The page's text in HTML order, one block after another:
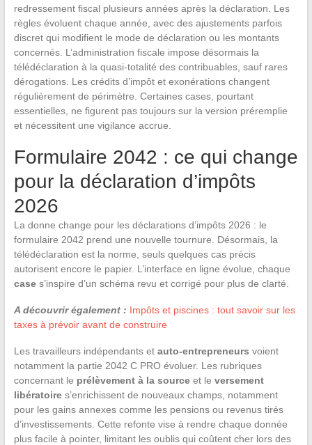
redressement fiscal plusieurs années après la déclaration. Les
règles évoluent chaque année, avec des ajustements parfois
discret qui modifient le mode de déclaration ou les montants
concernés. L’administration fiscale impose désormais la
télédéclaration à la quasi-totalité des contribuables, sauf rares
dérogations. Les crédits d’impôt et exonérations changent
régulièrement de périmètre. Certaines cases, pourtant
essentielles, ne figurent pas toujours sur la version préremplie
et nécessitent une vigilance accrue.
Formulaire 2042 : ce qui change
pour la déclaration d’impôts
2026
La donne change pour les déclarations d’impôts 2026 : le
formulaire 2042 prend une nouvelle tournure. Désormais, la
télédéclaration est la norme, seuls quelques cas précis
autorisent encore le papier. L’interface en ligne évolue, chaque
cases’inspire d’un schéma revu et corrigé pour plus de clarté.
A découvrir également : Impôts et piscines : tout savoir sur les
taxes à prévoir avant de construire
Les travailleurs indépendants et auto-entrepreneurs voient
notamment la partie 2042 C PRO évoluer. Les rubriques
concernant le prélèvement à la sourceet le versement
libératoires’enrichissent de nouveaux champs, notamment
pour les gains annexes comme les pensions ou revenus tirés
d’investissements. Cette refonte vise à rendre chaque donnée
plus facile à pointer, limitant les oublis qui coûtent cher lors des